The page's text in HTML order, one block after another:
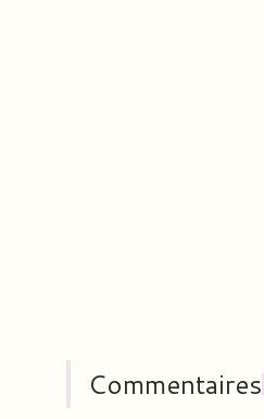
Commentaires